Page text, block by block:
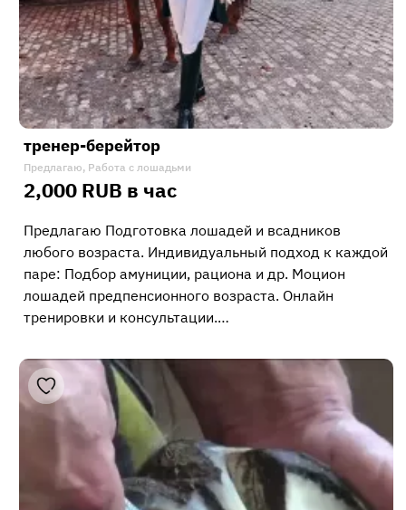
тренер-берейтор
Предлагаю, Работа с лошадьми
2,000 RUB в час
Предлагаю Подготовка лошадей и всадников
любого возраста. Индивидуальный подход к каждой
паре: Подбор амуниции, рациона и др. Моцион
лошадей предпенсионного возраста. Онлайн
тренировки и консультации.…